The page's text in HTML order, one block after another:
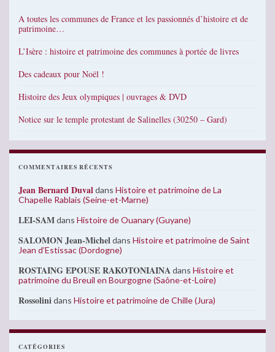
A toutes les communes de France et les passionnés d’histoire et de
patrimoine…
L’Isère : histoire et patrimoine des communes à portée de livres
Des cadeaux pour Noël !
Histoire des Jeux olympiques | ouvrages & DVD
Notice sur le temple protestant de Salinelles (30250 – Gard)
COMMENTAIRES RÉCENTS
Jean Bernard Duvaldans Histoire et patrimoine de La
Chapelle Rablais (Seine-et-Marne)
LEI-SAMdans Histoire de Ouanary (Guyane)
SALOMON Jean-Micheldans Histoire et patrimoine de Saint
Jean d’Estissac (Dordogne)
ROSTAING EPOUSE RAKOTONIAINAdans Histoire et
patrimoine du Breuil en Bourgogne (Saône-et-Loire)
Rossolinidans Histoire et patrimoine de Chille (Jura)
CATÉGORIES